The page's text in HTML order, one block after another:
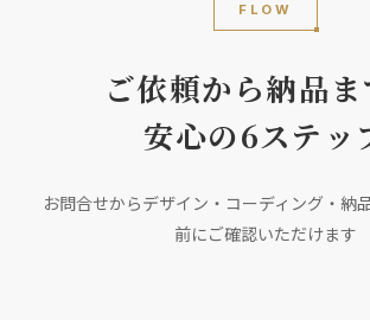
FLOW
ご依頼から納品ま
安心の6ステッ
お問合せからデザイン・コーディング・納
前にご確認いただけます